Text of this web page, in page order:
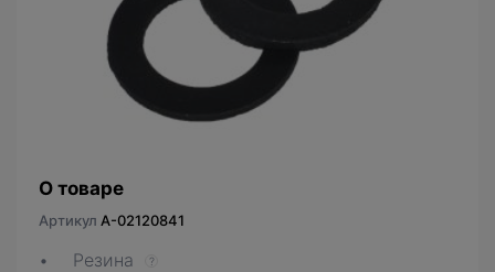
О товаре
Артикул A-02120841
Резина ?